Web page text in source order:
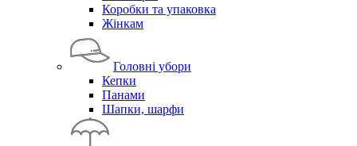
Коробки та упаковка
Жінкам
Головні убори
Кепки
Панами
Шапки, шарфи